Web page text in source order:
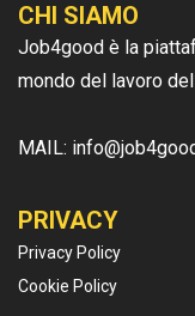
CHI SIAMO
Job4good è la
mondo del lavoro
MAIL:
PRIVACY
Privacy Policy
Cookie Policy